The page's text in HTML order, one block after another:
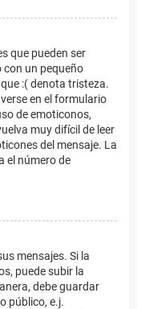
que pueden ser
un pequeño
:( denota tristeza.
en el formulario
de emoticonos,
muy difícil de leer
del mensaje. La
el número de
mensajes. Si la
puede subir la
debe guardar
público, e.j.